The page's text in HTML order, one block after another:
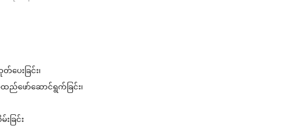
ေးခြင်း၊
ည်ဖော်ဆောင်ရွက်ခြင်း၊
ခြင်း